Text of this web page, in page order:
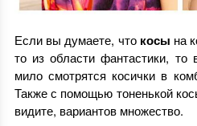
Если вы думаете, что косы на
то из области фантастики,
мило смотрятся косички в
Также с помощью тоненькой
видите, вариантов множество.